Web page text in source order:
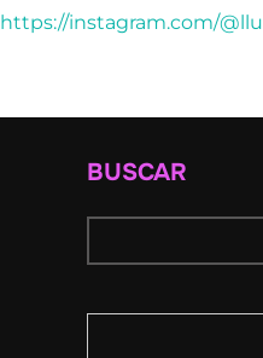
https://instagram.com/
BUSCAR